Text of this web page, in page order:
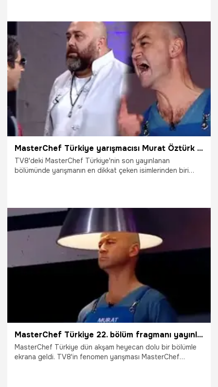
14.11.2018 Gündem
MasterChef Türkiye yarışmacısı Murat Öztürk diskalifiye oldu
TV8'deki MasterChef Türkiye'nin son yayınlanan
bölümünde yarışmanın en dikkat çeken isimlerinden biri
diskalifiye etti. Murat Özdemir, Instagram hesabından
yaptığı canlı yayında öfkeden deliye döndü ve küfretti
Televizyon
MasterChef Türkiye 22. bölüm fragmanı yayınlandı! Murat diskalifiye mi edilecek?
MasterChef Türkiye dün akşam heyecan dolu bir bölümle
ekrana geldi. TV8'in fenomen yarışması MasterChef